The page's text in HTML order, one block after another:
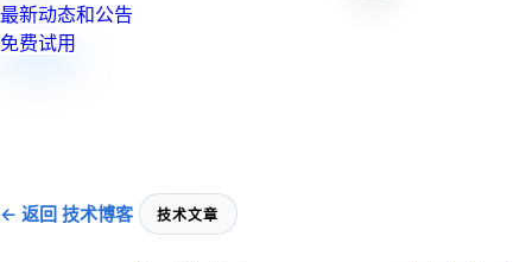
最新动态和公告
免费试用
← 返回 技术博客 技术文章